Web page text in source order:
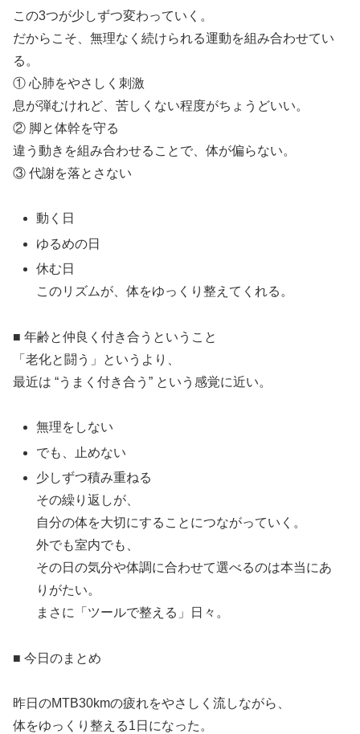
この3つが少しずつ変わっていく。
だからこそ、無理なく続けられる運動を組み合わせてい
る。
① 心肺をやさしく刺激
息が弾むけれど、苦しくない程度がちょうどいい。
② 脚と体幹を守る
違う動きを組み合わせることで、体が偏らない。
③ 代謝を落とさない
動く日
ゆるめの日
休む日
このリズムが、体をゆっくり整えてくれる。
■ 年齢と仲良く付き合うということ
「老化と闘う」というより、
最近は “うまく付き合う” という感覚に近い。
無理をしない
でも、止めない
少しずつ積み重ねる
その繰り返しが、
自分の体を大切にすることにつながっていく。
外でも室内でも、
その日の気分や体調に合わせて選べるのは本当にあ
りがたい。
まさに「ツールで整える」日々。
■ 今日のまとめ
昨日のMTB30kmの疲れをやさしく流しながら、
体をゆっくり整える1日になった。